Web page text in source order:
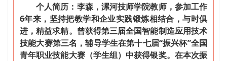
个人简历：李森，漯河技师学院教师，参加工作
6年来，坚持把教学和企业实践锻炼相结合，与时俱
进，精益求精。曾获得第三届全国智能制造应用技术
技能大赛第三名，辅导学生在第十七届“振兴杯”全国
青年职业技能大赛（学生组）中获得银奖。在本次振